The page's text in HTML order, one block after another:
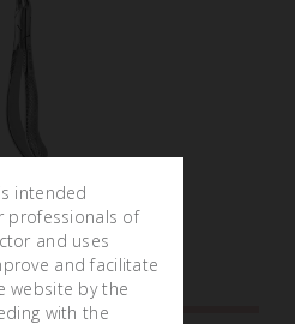
PEDIÁTRICOS N.159
intended
professionals of
and uses
and facilitate
website by the
with the